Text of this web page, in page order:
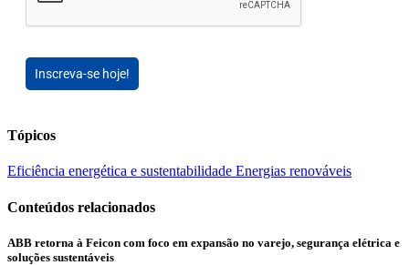
Inscreva-se hoje!
Tópicos
Eficiência energética e sustentabilidade Energias renováveis
Conteúdos relacionados
ABB retorna à Feicon com foco em expansão no varejo, segurança elétrica e
soluções sustentáveis